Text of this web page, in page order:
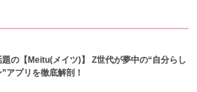
題の【Meitu(メイツ)】 Z世代が夢中の“自分らし
アプリを徹底解剖！